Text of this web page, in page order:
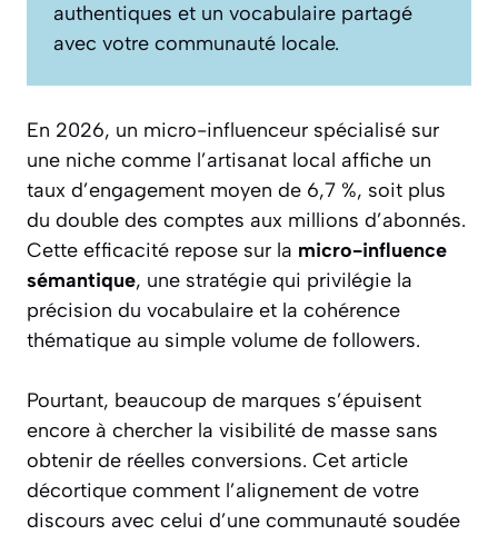
authentiques et un vocabulaire partagé
avec votre communauté locale.
En 2026, un micro-influenceur spécialisé sur
une niche comme l’artisanat local affiche un
taux d’engagement moyen de 6,7 %, soit plus
du double des comptes aux millions d’abonnés.
Cette efficacité repose sur la micro-influence
sémantique, une stratégie qui privilégie la
précision du vocabulaire et la cohérence
thématique au simple volume de followers.
Pourtant, beaucoup de marques s’épuisent
encore à chercher la visibilité de masse sans
obtenir de réelles conversions. Cet article
décortique comment l’alignement de votre
discours avec celui d’une communauté soudée